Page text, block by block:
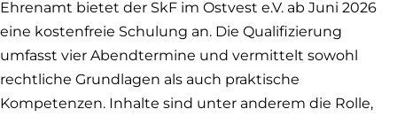
Ehrenamt bietet der SkF im Ostvest e.V. ab Juni 2026
eine kostenfreie Schulung an. Die Qualifizierung
umfasst vier Abendtermine und vermittelt sowohl
rechtliche Grundlagen als auch praktische
Kompetenzen. Inhalte sind unter anderem die Rolle,